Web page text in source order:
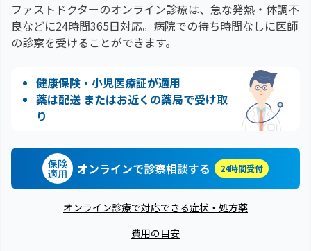
ファストドクターのオンライン診療は、急な発熱・体調不
良などに24時間365日対応。 病院での待ち時間なしに医師
の診察を受けることができます。
健康保険・小児医療証が適用
薬は配送 またはお近くの薬局で受け取
り
保険
適用 オンラインで診察相談する 24時間受付
オンライン診療で対応できる症状・処方薬
費用の目安